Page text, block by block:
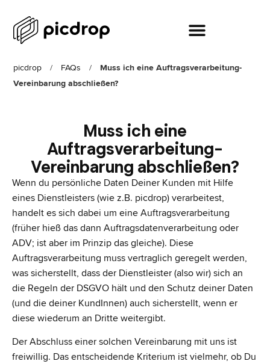
picdrop / FAQs /
Muss ich eine Auftragsverarbeitung-
Vereinbarung abschließen?
Muss ich eine
Auftragsverarbeitung-
Vereinbarung abschließen?
Wenn du persönliche Daten Deiner Kunden mit Hilfe
eines Dienstleisters (wie z.B. picdrop) verarbeitest,
handelt es sich dabei um eine Auftragsverarbeitung
(früher hieß das dann Auftragsdatenverarbeitung oder
ADV; ist aber im Prinzip das gleiche). Diese
Auftragsverarbeitung muss vertraglich geregelt werden,
was sicherstellt, dass der Dienstleister (also wir) sich an
die Regeln der DSGVO hält und den Schutz deiner Daten
(und die deiner KundInnen) auch sicherstellt, wenn er
diese wiederum an Dritte weitergibt.
Der Abschluss einer solchen Vereinbarung mit uns ist
freiwillig. Das entscheidende Kriterium ist vielmehr, ob Du